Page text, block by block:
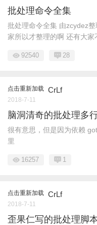
批处理命令全集
批处理命令全集 由zcydez
家所以才整理的啊 还有大家
92540 28
点击重新加载 CrLf
2018-7-11
脑洞清奇的批处理多
很有意思，但是因为依赖
里
16257 1
点击重新加载 CrLf
2018-7-11
歪果仁写的批处理脚